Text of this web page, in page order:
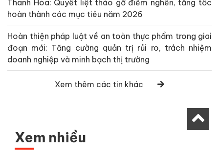
Thanh Hóa: Quyết liệt tháo gỡ điểm nghẽn, tăng tốc
hoàn thành các mục tiêu năm 2026
Hoàn thiện pháp luật về an toàn thực phẩm trong giai
đoạn mới: Tăng cường quản trị rủi ro, trách nhiệm
doanh nghiệp và minh bạch thị trường
Xem thêm các tin khác
Xem nhiều